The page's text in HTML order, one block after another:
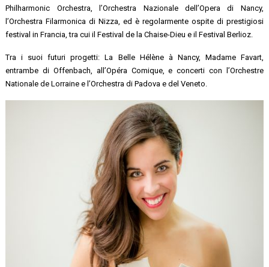
Philharmonic Orchestra, l’Orchestra Nazionale dell’Opera di Nancy,
l’Orchestra Filarmonica di Nizza, ed è regolarmente ospite di prestigiosi
festival in Francia, tra cui il Festival de la Chaise-Dieu e il Festival Berlioz.
Tra i suoi futuri progetti: La Belle Hélène à Nancy, Madame Favart,
entrambe di Offenbach, all’Opéra Comique, e concerti con l’Orchestre
Nationale de Lorraine e l’Orchestra di Padova e del Veneto.